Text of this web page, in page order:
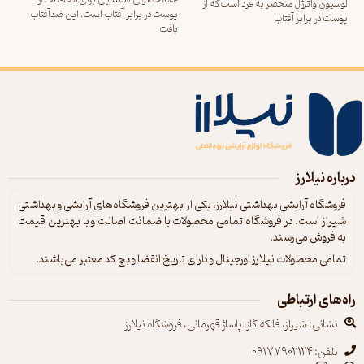
لوسیون واترژل منحصر به فرد است که از
پوست در برابر آفتاب پوست در برابر آفتاب است. این ضدآفتاب
بافت
درباره نیلارز
فروشگاه آرایشی بهداشتی نیلارز، یکی از بهترین فروشگاه‌های آرایشی و بهداشتی
شیراز است. در فروشگاه تمامی محصولات با ضمانت اصالت و با بهترین قیمت
به فروش می‌رسند.
تمامی محصولات نیلارز اورجینال و دارای تاریخ انقضا و بچ کد معتبر می‌باشند.
راه‌های ارتباطی
نشانی: شیراز، فلکه گاز، پاساژ قهرمانی، فروشگاه نیلارز
تلفن: 09177902124